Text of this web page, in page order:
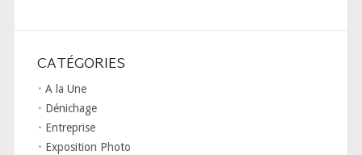
CATÉGORIES
A la Une
Dénichage
Entreprise
Exposition Photo